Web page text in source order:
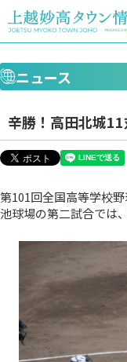
ニュース
辛勝！高田北城
第101回全国高等学校
池球場の第二試合では